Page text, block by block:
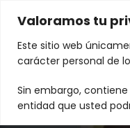
Valoramos tu
Este sitio web
carácter personal de
Sin embargo,
entidad que usted